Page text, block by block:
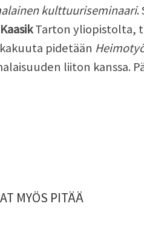
kulttuuriseminaari.
Tarton yliopistolta,
pidetään
liiton kanssa.
MYÖS PITÄÄ